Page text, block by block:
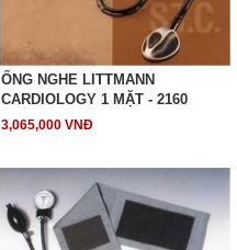
ỐNG NGHE LITTMANN
CARDIOLOGY 1 MẶT - 2160
3,065,000 VNĐ